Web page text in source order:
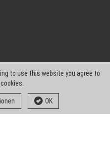
to use this website you agree to
OK